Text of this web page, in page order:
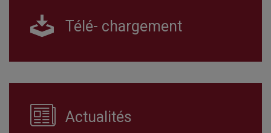
Télé- chargement
Actualités